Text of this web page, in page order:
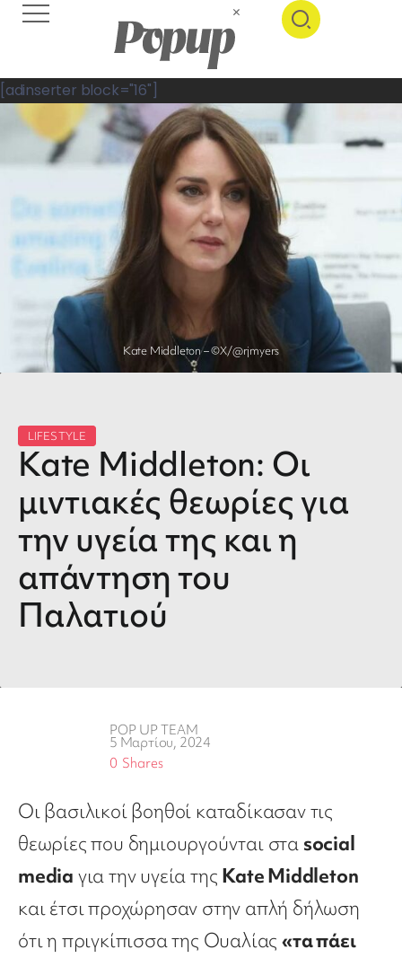
[adinserter block="16"]
LIFESTYLE
Kate Middleton: Οι
μιντιακές θεωρίες για
την υγεία της και η
απάντηση του
Παλατιού
Kate Middleton – ©X/@rjmyers
POP UP TEAM
5 Μαρτίου, 2024
Shares
0
Οι βασιλικοί βοηθοί καταδίκασαν τις
θεωρίες που δημιουργούνται στα social
media για την υγεία της Kate Middleton
και έτσι προχώρησαν στην απλή δήλωση
ότι η πριγκίπισσα της Ουαλίας «τα πάει